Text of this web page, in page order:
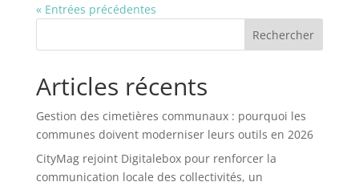
« Entrées précédentes
Rechercher
Articles récents
Gestion des cimetières communaux : pourquoi les
communes doivent moderniser leurs outils en 2026
CityMag rejoint Digitalebox pour renforcer la
communication locale des collectivités, un